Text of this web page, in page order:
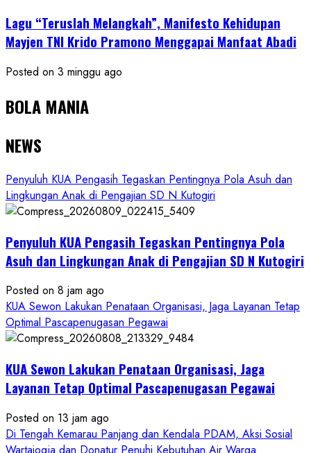
Lagu “Teruslah Melangkah”, Manifesto Kehidupan
Mayjen TNI Krido Pramono Menggapai Manfaat Abadi
Posted on 3 minggu ago
BOLA MANIA
NEWS
Penyuluh KUA Pengasih Tegaskan Pentingnya Pola Asuh dan
Lingkungan Anak di Pengajian SD N Kutogiri
Penyuluh KUA Pengasih Tegaskan Pentingnya Pola
Asuh dan Lingkungan Anak di Pengajian SD N Kutogiri
Posted on 8 jam ago
KUA Sewon Lakukan Penataan Organisasi, Jaga Layanan Tetap
Optimal Pascapenugasan Pegawai
KUA Sewon Lakukan Penataan Organisasi, Jaga
Layanan Tetap Optimal Pascapenugasan Pegawai
Posted on 13 jam ago
Di Tengah Kemarau Panjang dan Kendala PDAM, Aksi Sosial
Wartajogja dan Donatur Penuhi Kebutuhan Air Warga